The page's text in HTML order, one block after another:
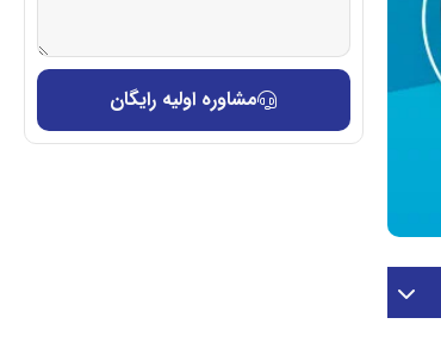
مشاوره اولیه رایگان